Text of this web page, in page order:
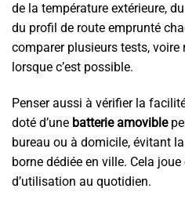
de la température extérieure,
du profil de route emprunté
comparer plusieurs tests, voire
lorsque c’est possible.
Penser aussi à vérifier la
doté d’une batterie amovible
bureau ou à domicile, évitant
borne dédiée en ville. Cela
d’utilisation au quotidien.